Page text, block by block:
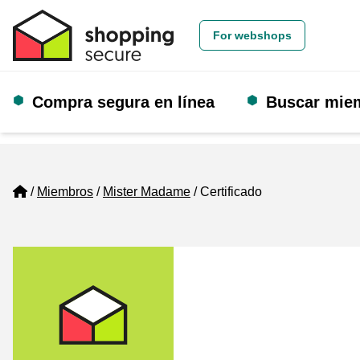
For webshops
Compra segura en línea Buscar
Home
Miembros Mister Madame Certificado